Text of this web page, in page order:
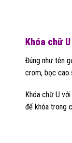
Khóa chữ U
Đúng như tên
crom, bọc cao
Khóa chữ U
để khóa trong